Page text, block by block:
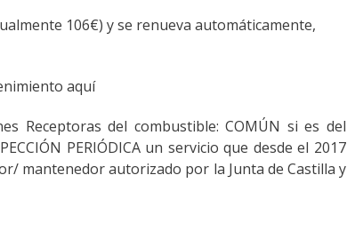
106€) y se renueva automáticamente,
aquí
Receptoras del combustible: COMÚN si es del
PERIÓDICA un servicio que desde el 2017
mantenedor autorizado por la Junta de Castilla y